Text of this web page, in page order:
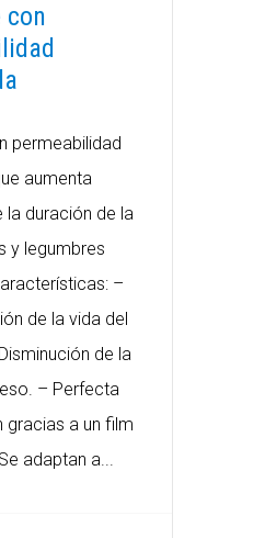
con
permeabilidad
aumenta
la duración de la
y legumbres
–
de la vida del
de la
– Perfecta
gracias a un film
adaptan a...